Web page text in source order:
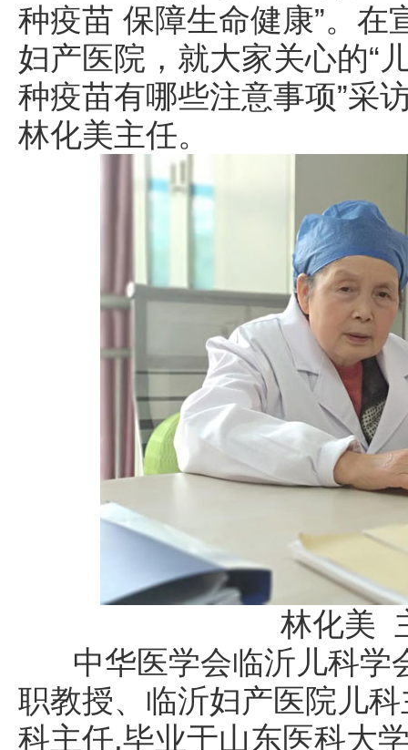
种疫苗 保障生命健康”。在
妇产医院，就大家关心的“
种疫苗有哪些注意事项”采
林化美主任。
林化美
中华医学会临沂儿科学
职教授、 临沂妇产医院儿
科主任,毕业于山东医科大